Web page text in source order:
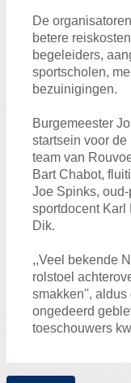
De
betere
begeleiders,
sportscholen,
bezuinigingen.
Burgemeester
startsein voor
team van
Bart Chabot,
Joe Spinks,
sportdocent Karl
Dik.
,,Veel bekende
rolstoel
smakken'', aldus
ongedeerd
toeschouwers